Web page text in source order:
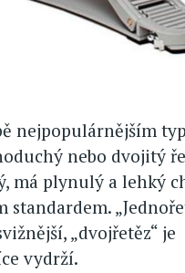
nejpopulárnějším
nebo dvojitý
má plynulý a lehký
standardem.
„dvojřetěz“ je
vydrží.